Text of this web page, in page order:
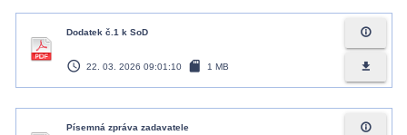
Dodatek č.1 k SoD
access_time 22. 03. 2026 09:01:10 sd_card 1 MB
info_outline
file_download
Písemná zpráva zadavatele info_outline